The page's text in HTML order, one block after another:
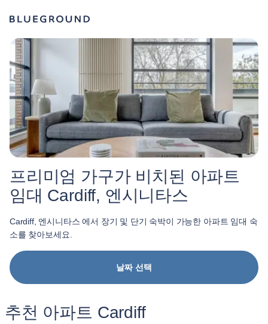
프리미엄 가구가 비치된 아파트
임대 Cardiff, 엔시니타스
Cardiff, 엔시니타스 에서 장기 및 단기 숙박이 가능한 아파트 임대 숙
소를 찾아보세요.
날짜 선택
추천 아파트 Cardiff